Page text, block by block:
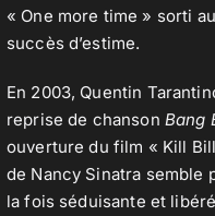
« One more time » sorti
succès d’estime.
En 2003, Quentin
reprise de chanson Bang
ouverture du film « Kill
de Nancy Sinatra semble
la fois séduisante et